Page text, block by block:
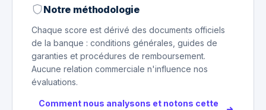
Notre méthodologie
Chaque score est dérivé des documents officiels
de la banque : conditions générales, guides de
garanties et procédures de remboursement.
Aucune relation commerciale n'influence nos
évaluations.
Comment nous analysons et notons cette